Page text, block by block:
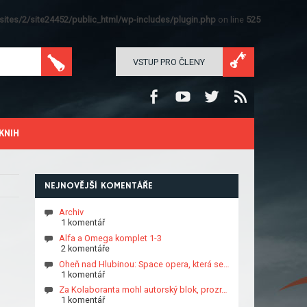
2/site24452/public_html/wp-includes/plugin.php on line 525
VSTUP PRO ČLENY
NEJNOVĚJŠÍ KOMENTÁŘE
Archiv
1 komentář
Alfa a Omega komplet 1-3
2 komentáře
Oheň nad Hlubinou: Space opera, která se…
1 komentář
Za Kolaboranta mohl autorský blok, prozr…
1 komentář